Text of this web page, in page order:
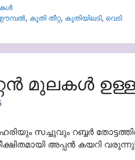
, കൂതി തീറ്റ, കൂതിയിലടി, വെടി
മുലകൾ ഉള്ള
സച്ചുവും റബ്ബർ
അപ്പൻ കയറി